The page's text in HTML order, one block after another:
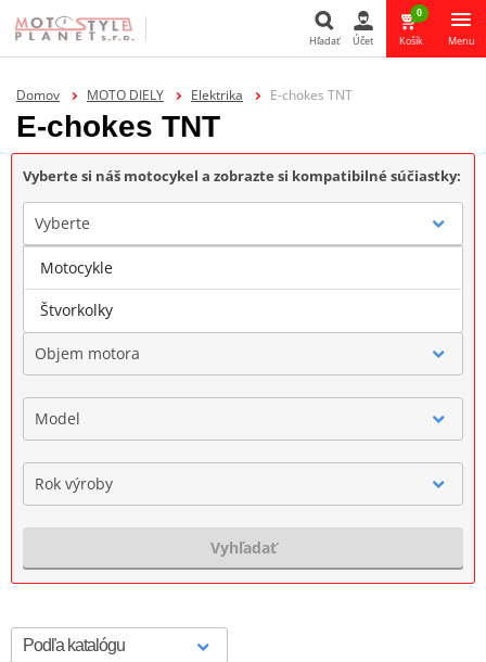
Hľadať Účet
0
Košík Menu
Domov MOTO DIELY Elektrika E-chokes TNT
E-chokes TNT
Vyberte si náš motocykel a zobrazte si kompatibilné súčiastky:
Vyberte
Značka
Objem motora
Model
Rok výroby
Vyhľadať
Motocykle
Štvorkolky